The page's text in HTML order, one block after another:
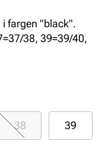
i fargen "black".
38, 39=39/40,
38 39